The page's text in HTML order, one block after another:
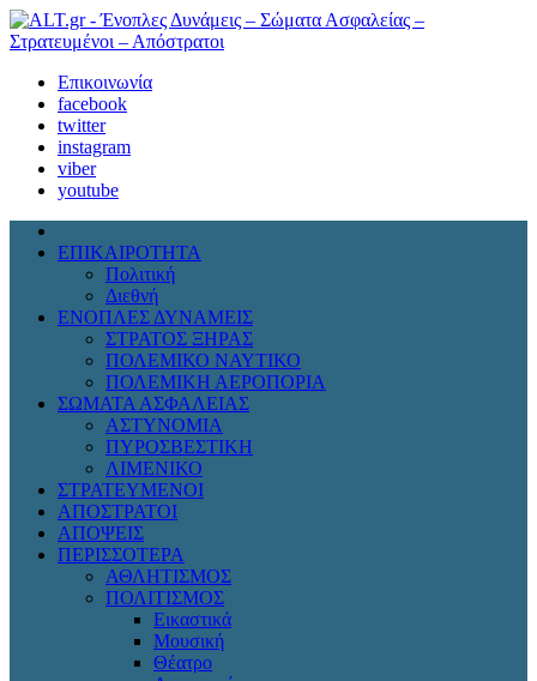
Επικοινωνία
facebook
twitter
instagram
viber
youtube
ΕΠΙΚΑΙΡΟΤΗΤΑ
Πολιτική
Διεθνή
ΕΝΟΠΛΕΣ ΔΥΝΑΜΕΙΣ
ΣΤΡΑΤΟΣ ΞΗΡΑΣ
ΠΟΛΕΜΙΚΟ ΝΑΥΤΙΚΟ
ΠΟΛΕΜΙΚΗ ΑΕΡΟΠΟΡΙΑ
ΣΩΜΑΤΑ ΑΣΦΑΛΕΙΑΣ
ΑΣΤΥΝΟΜΙΑ
ΠΥΡΟΣΒΕΣΤΙΚΗ
ΛΙΜΕΝΙΚΟ
ΣΤΡΑΤΕΥΜΕΝΟΙ
ΑΠΟΣΤΡΑΤΟΙ
ΑΠΟΨΕΙΣ
ΠΕΡΙΣΣΟΤΕΡΑ
ΑΘΛΗΤΙΣΜΟΣ
ΠΟΛΙΤΙΣΜΟΣ
Εικαστικά
Μουσική
Θέατρο